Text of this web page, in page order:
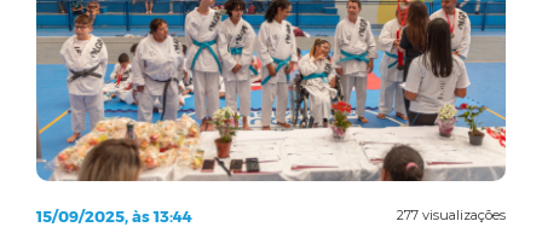
277 visualizações
15/09/2025, às 13:44